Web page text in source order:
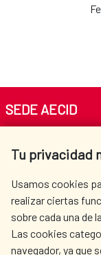
Tu privacidad
Usamos cookies
realizar ciertas
sobre cada una de
Las cookies
navegador, ya que
SEDE AECID
Tel. +34 900 20 30 54​​​​​​​
AECID
L'ACTION